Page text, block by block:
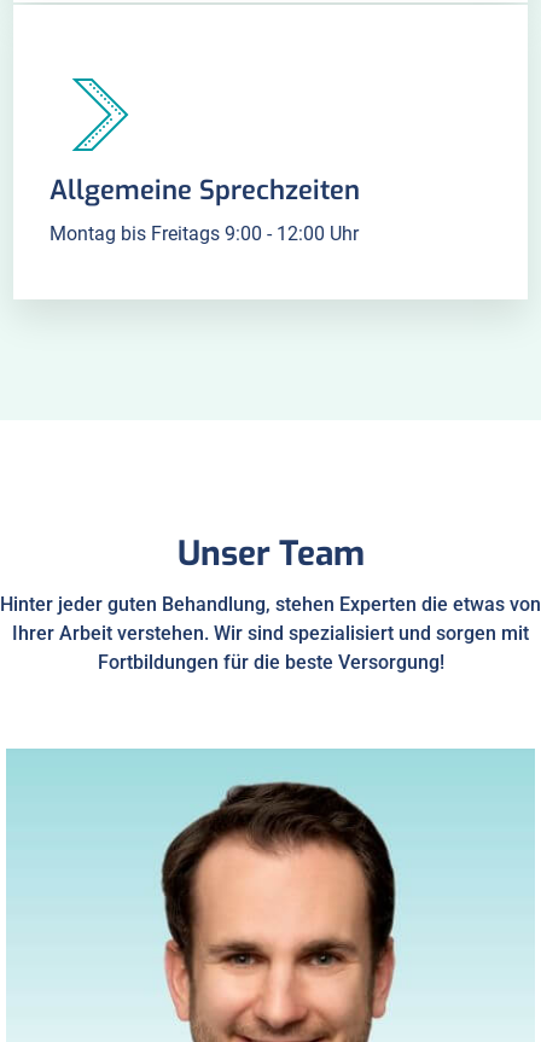
Allgemeine Sprechzeiten
Montag bis Freitags 9:00 - 12:00 Uhr
Unser Team
Hinter jeder guten Behandlung, stehen Experten die etwas von
Ihrer Arbeit verstehen. Wir sind spezialisiert und sorgen mit
Fortbildungen für die beste Versorgung!